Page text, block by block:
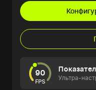
90
FPS Ультра-